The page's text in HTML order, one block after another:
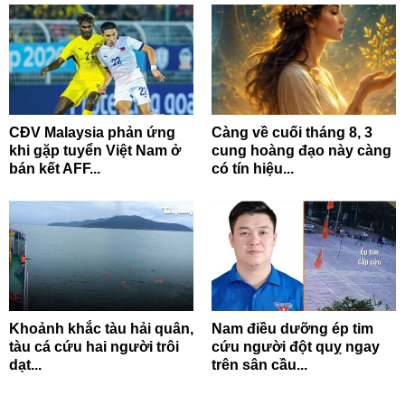
CĐV Malaysia phản ứng
khi gặp tuyển Việt Nam ở
bán kết AFF...
Càng về cuối tháng 8, 3
cung hoàng đạo này càng
có tín hiệu...
Khoảnh khắc tàu hải quân,
tàu cá cứu hai người trôi
dạt...
Nam điều dưỡng ép tim
cứu người đột quỵ ngay
trên sân cầu...